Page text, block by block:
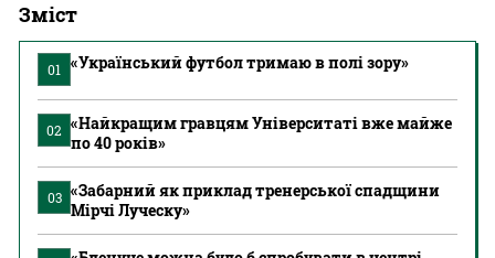
Зміст
01 «Український футбол тримаю в полі зору»
02 «Найкращим гравцям Університаті вже майже
по 40 років»
03 «Забарний як приклад тренерської спадщини
Мірчі Луческу»